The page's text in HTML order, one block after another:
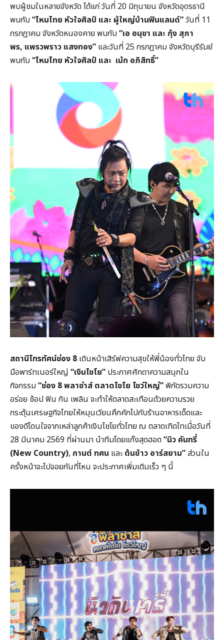
พบผู้ชมในหลายจังหวัด ได้แก่ วันที่ 20 มิถุนายน จังหวัดอุดรธานี
พบกับ“ไหมไทย หัวใจศิลป์ และ ผู้ใหญ่บ้านฟินแลนด์”วันที่ 11
กรกฎาคม จังหวัดหนองคาย พบกับ“เอ อนุชา และ กุ้ง สุภา
พร, แพรวพราว แสงทอง” และวันที่ 25 กรกฎาคม จังหวัดบุรีรัมย์
พบกับ“ไหมไทย หัวใจศิลป์ และ เม้ก อภิสิทธิ์”
สถานีโทรทัศน์ช่อง 8 เดินหน้าเสิร์ฟความสุขให้พี่น้องทั่วไทย จับ
มือพาร์ทเนอร์ใหญ่ “เงินไชโย” ประกาศศักดาความสนุกใน
กิจกรรม“ช่อง 8พลาซ่าส์ ตลาดไชโย โชว์ใหญ่”พิกัดรวมความ
อร่อย ช้อป ฟิน กิน เพลิน จะทำให้ตลาดสะเทือนด้วยความรวย
กระตุ้นเศรษฐกิจไทยให้หมุนเวียนคึกคักไปกับร้านอาหารเด็ดและ
ของดีโดนใจจากเหล่าลูกค้าเงินไชโยทั่วไทย ณ ตลาดเทิดไทเมื่อวันที่
28 มีนาคม 2569 ที่ผ่านมา นำทีมโดยแก๊งสุดฮอต“นิว คันทรี่
(New Country), กานต์ ทศน และต้นข้าว อาร์สยาม”ส่วนใน
ครั้งหน้าจะไปจอยกันที่ไหน จะประกาศเพิ่มเติมเร็ว ๆ นี้